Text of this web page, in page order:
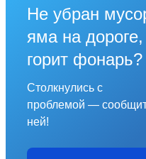
Не убран
яма на
горит фонарь?
Столкнулись с
проблемой —
ней!